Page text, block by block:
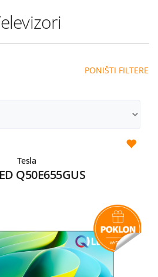
PONIŠTI FILTERE
Tesla
Q50E655GUS